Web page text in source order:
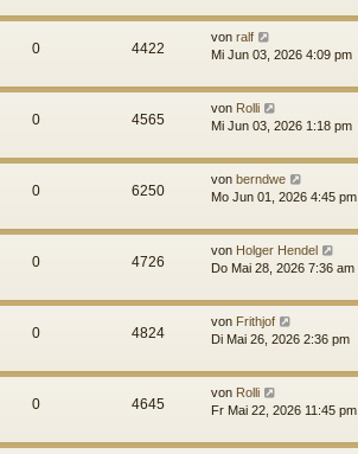
0 4422
von ralf
Mi Jun 03, 2026 4:09 pm
0 4565
von Rolli
Mi Jun 03, 2026 1:18 pm
0 6250
von berndwe
Mo Jun 01, 2026 4:45 pm
0 4726
von Holger Hendel
Do Mai 28, 2026 7:36 am
0 4824
von Frithjof
Di Mai 26, 2026 2:36 pm
0 4645
von Rolli
Fr Mai 22, 2026 11:45 pm